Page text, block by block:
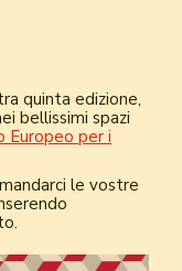
quinta edizione,
bellissimi spazi
Europeo per i
le vostre